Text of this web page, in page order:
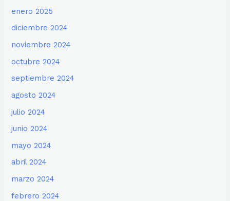
enero 2025
diciembre 2024
noviembre 2024
octubre 2024
septiembre 2024
agosto 2024
julio 2024
junio 2024
mayo 2024
abril 2024
marzo 2024
febrero 2024